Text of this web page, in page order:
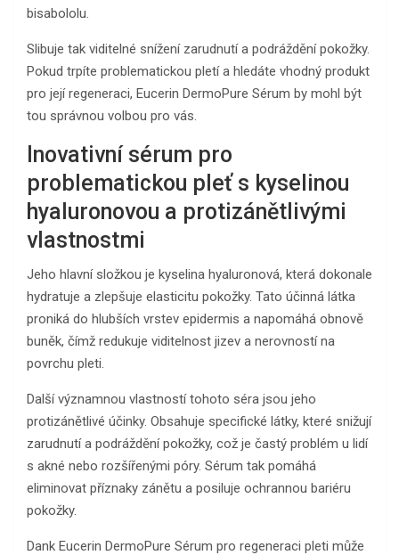
bisabololu.
Slibuje tak viditelné snížení zarudnutí a podráždění pokožky.
Pokud trpíte problematickou pletí a hledáte vhodný produkt
pro její regeneraci, Eucerin DermoPure Sérum by mohl být
tou správnou volbou pro vás.
Inovativní sérum pro
problematickou pleť s kyselinou
hyaluronovou a protizánětlivými
vlastnostmi
Jeho hlavní složkou je kyselina hyaluronová, která dokonale
hydratuje a zlepšuje elasticitu pokožky. Tato účinná látka
proniká do hlubších vrstev epidermis a napomáhá obnově
buněk, čímž redukuje viditelnost jizev a nerovností na
povrchu pleti.
Další významnou vlastností tohoto séra jsou jeho
protizánětlivé účinky. Obsahuje specifické látky, které snižují
zarudnutí a podráždění pokožky, což je častý problém u lidí
s akné nebo rozšířenými póry. Sérum tak pomáhá
eliminovat příznaky zánětu a posiluje ochrannou bariéru
pokožky.
Dank Eucerin DermoPure Sérum pro regeneraci pleti může